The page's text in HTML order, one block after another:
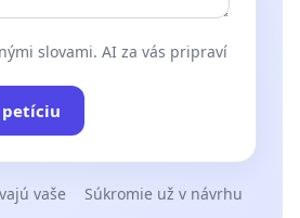
slovami. AI za vás pripraví
vaše Súkromie už v návrhu